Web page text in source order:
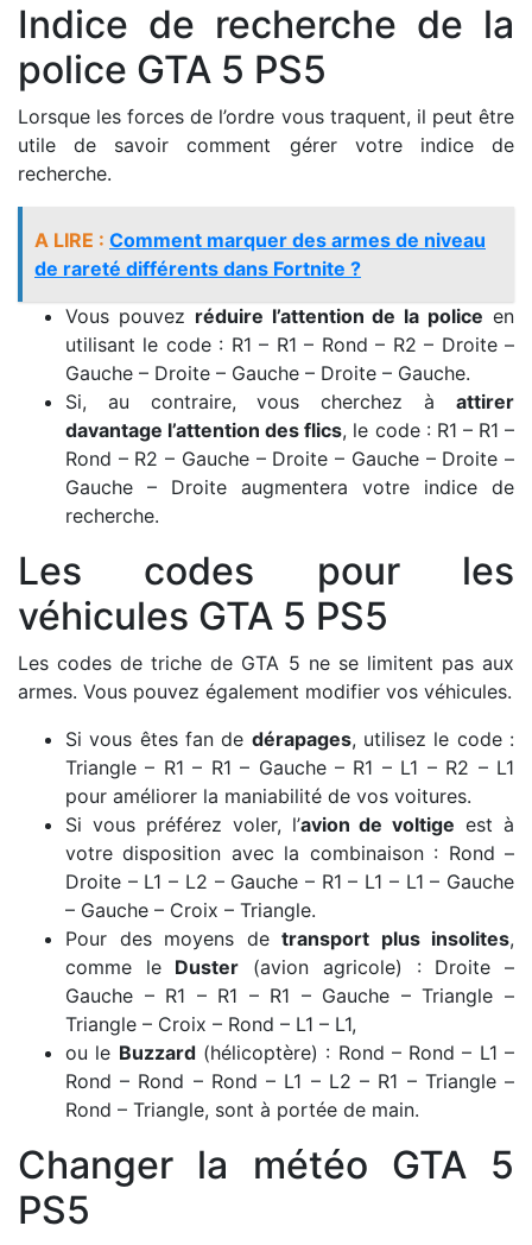
Indice de recherche de la
police GTA 5 PS5
Lorsque les forces de l’ordre vous traquent, il peut être
utile de savoir comment gérer votre indice de
recherche.
A LIRE : Comment marquer des armes de niveau
de rareté différents dans Fortnite ?
Vous pouvez réduire l’attention de la police en
utilisant le code : R1 – R1 – Rond – R2 – Droite –
Gauche – Droite – Gauche – Droite – Gauche.
Si, au contraire, vous cherchez à attirer
davantage l’attention des flics, le code : R1 – R1 –
Rond – R2 – Gauche – Droite – Gauche – Droite –
Gauche – Droite augmentera votre indice de
recherche.
Les codes pour les
véhicules GTA 5 PS5
Les codes de triche de GTA 5 ne se limitent pas aux
armes. Vous pouvez également modifier vos véhicules.
Si vous êtes fan de dérapages, utilisez le code :
Triangle – R1 – R1 – Gauche – R1 – L1 – R2 – L1
pour améliorer la maniabilité de vos voitures.
Si vous préférez voler, l’avion de voltige est à
votre disposition avec la combinaison : Rond –
Droite – L1 – L2 – Gauche – R1 – L1 – L1 – Gauche
– Gauche – Croix – Triangle.
Pour des moyens de transport plus insolites,
comme le Duster (avion agricole) : Droite –
Gauche – R1 – R1 – R1 – Gauche – Triangle –
Triangle – Croix – Rond – L1 – L1,
ou le Buzzard(hélicoptère) : Rond – Rond – L1 –
Rond – Rond – Rond – L1 – L2 – R1 – Triangle –
Rond – Triangle, sont à portée de main.
Changer la météo GTA 5
PS5